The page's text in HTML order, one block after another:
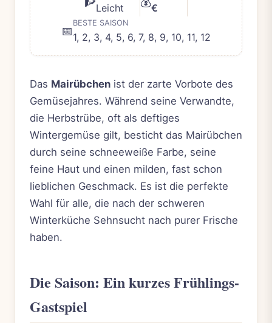
Leicht €
📅
BESTE SAISON
1, 2, 3, 4, 5, 6, 7, 8, 9, 10, 11, 12
Das Mairübchen ist der zarte Vorbote des
Gemüsejahres. Während seine Verwandte,
die Herbstrübe, oft als deftiges
Wintergemüse gilt, besticht das Mairübchen
durch seine schneeweiße Farbe, seine
feine Haut und einen milden, fast schon
lieblichen Geschmack. Es ist die perfekte
Wahl für alle, die nach der schweren
Winterküche Sehnsucht nach purer Frische
haben.
Die Saison: Ein kurzes Frühlings-
Gastspiel